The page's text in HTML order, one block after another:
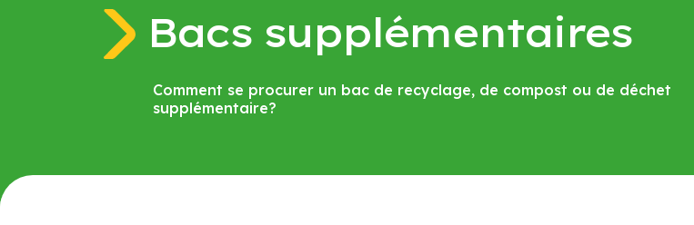
Bacs supplémentaires
Comment se procurer un bac de recyclage, de compost ou de déchet
supplémentaire?